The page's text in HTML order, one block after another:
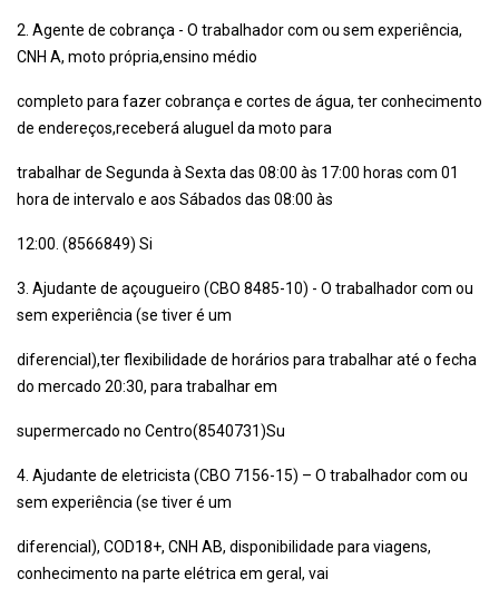
2. Agente de cobrança - O trabalhador com ou sem experiência,
CNH A, moto própria,ensino médio
completo para fazer cobrança e cortes de água, ter conhecimento
de endereços,receberá aluguel da moto para
trabalhar de Segunda à Sexta das 08:00 às 17:00 horas com 01
hora de intervalo e aos Sábados das 08:00 às
12:00. (8566849) Si
3. Ajudante de açougueiro (CBO 8485-10) - O trabalhador com ou
sem experiência (se tiver é um
diferencial),ter flexibilidade de horários para trabalhar até o fecha
do mercado 20:30, para trabalhar em
supermercado no Centro(8540731)Su
4. Ajudante de eletricista (CBO 7156-15) – O trabalhador com ou
sem experiência (se tiver é um
diferencial), COD18+, CNH AB, disponibilidade para viagens,
conhecimento na parte elétrica em geral, vai